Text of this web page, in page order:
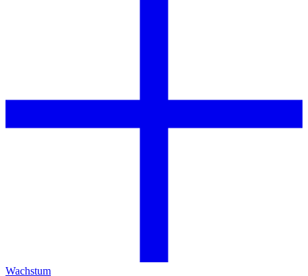
Wachstum